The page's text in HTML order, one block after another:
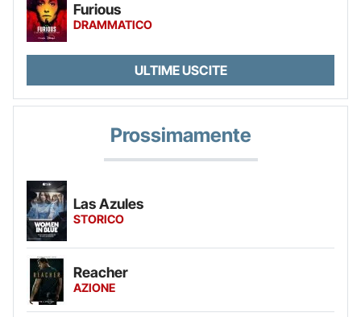
Furious
DRAMMATICO
ULTIME USCITE
Prossimamente
Las Azules
STORICO
Reacher
AZIONE